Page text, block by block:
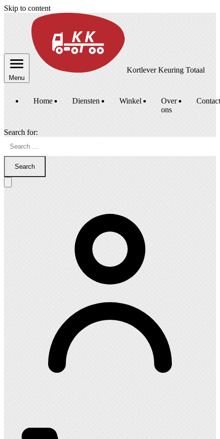
Skip to content
Menu
Kortlever Keuring Totaal
Home Diensten Winkel
Over
ons
Contact
Search for:
Search